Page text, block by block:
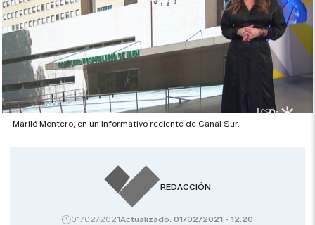
Mariló Montero, en un informativo reciente de Canal Sur.
REDACCIÓN
01/02/2021Actualizado: 01/02/2021 - 12:20